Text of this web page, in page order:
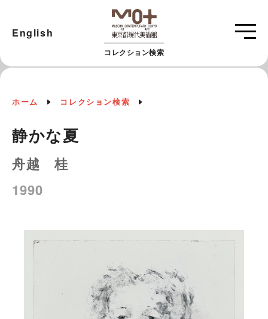
コレクション検索
English
ホーム コレクション検索
静かな夏
舟越 桂
1990